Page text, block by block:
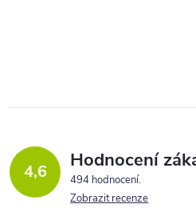
á
a
c 4,6 Hodnocení
494 hodnocení
Zobrazit recenze